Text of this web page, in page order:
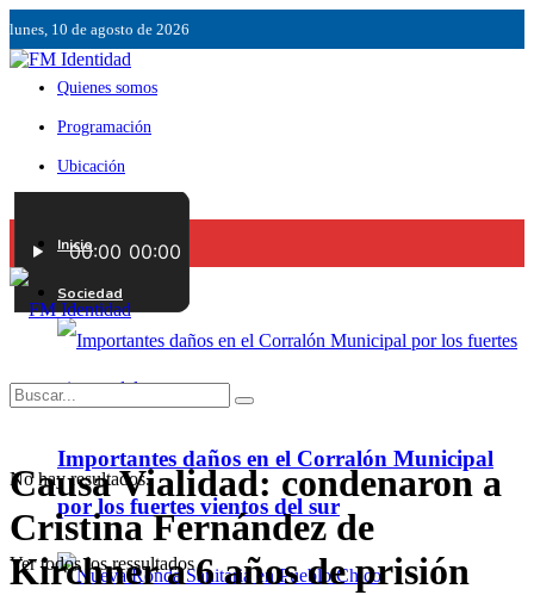
lunes, 10 de agosto de 2026
Quienes somos
Programación
Ubicación
Contáctenos
Inicio
Sociedad
Importantes daños en el Corralón Municipal
por los fuertes vientos del sur
No hay resultados.
Ver todos los ressultados
Causa Vialidad: condenaron a
Cristina Fernández de
Kirchner a 6 años de prisión